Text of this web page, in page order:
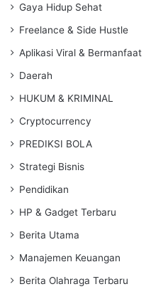
Gaya Hidup Sehat
Freelance & Side Hustle
Aplikasi Viral & Bermanfaat
Daerah
HUKUM & KRIMINAL
Cryptocurrency
PREDIKSI BOLA
Strategi Bisnis
Pendidikan
HP & Gadget Terbaru
Berita Utama
Manajemen Keuangan
Berita Olahraga Terbaru